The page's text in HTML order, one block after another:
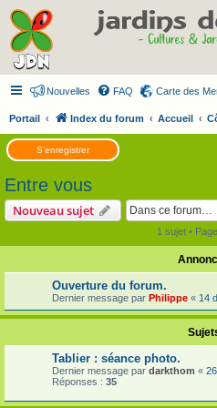
Nouvelles FAQ Carte des
Portail Index du forum Accueil
S’enregistrer
Entre vous
Nouveau sujet
1 sujet • Page
Ouverture du forum.
Dernier message par Philippe « 14
Tablier : séance photo.
Dernier message par darkthom «
Réponses : 35